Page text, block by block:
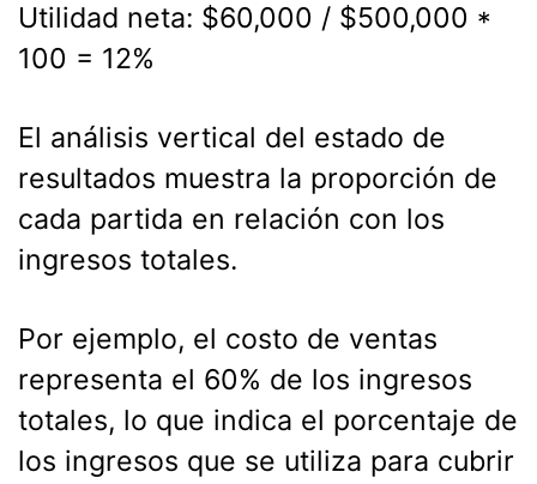
Utilidad neta: $60,000 / $500,000 *
100 = 12%
El análisis vertical del estado de
resultados muestra la proporción de
cada partida en relación con los
ingresos totales.
Por ejemplo, el costo de ventas
representa el 60% de los ingresos
totales, lo que indica el porcentaje de
los ingresos que se utiliza para cubrir